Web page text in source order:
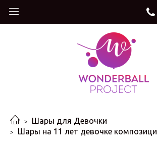
Шары для Девочки
Шары на 11 лет девочке